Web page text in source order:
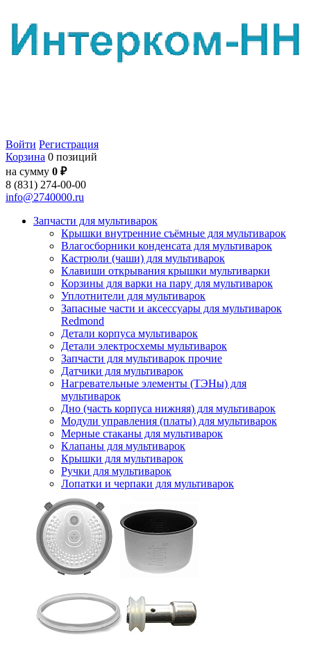
Войти Регистрация
Корзина 0 позиций
на сумму 0 ₽
8 (831) 274-00-00
info@2740000.ru
Запчасти для мультиварок
Крышки внутренние съёмные для мультиварок
Влагосборники конденсата для мультиварок
Кастрюли (чаши) для мультиварок
Клавиши открывания крышки мультиварки
Корзины для варки на пару для мультиварок
Уплотнители для мультиварок
Запасные части и аксессуары для мультиварок
Redmond
Детали корпуса мультиварок
Детали электросхемы мультиварок
Запчасти для мультиварок прочие
Датчики для мультиварок
Нагревательные элементы (ТЭНы) для
мультиварок
Дно (часть корпуса нижняя) для мультиварок
Модули управления (платы) для мультиварок
Мерные стаканы для мультиварок
Клапаны для мультиварок
Крышки для мультиварок
Ручки для мультиварок
Лопатки и черпаки для мультиварок